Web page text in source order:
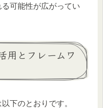
可能性が広がってい
用とフレームワ
下のとおりです。